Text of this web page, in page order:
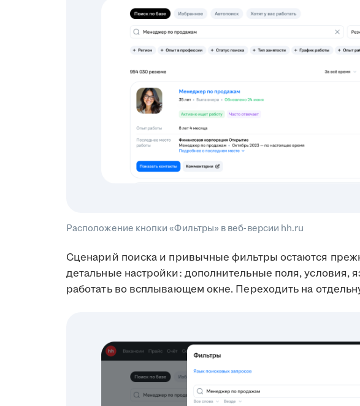
Расположение кнопки «Фильтры» в веб-версии hh.ru
Сценарий поиска и привычные фильтры остаются
детальные настройки: дополнительные поля,
работать во всплывающем окне. Переходить на